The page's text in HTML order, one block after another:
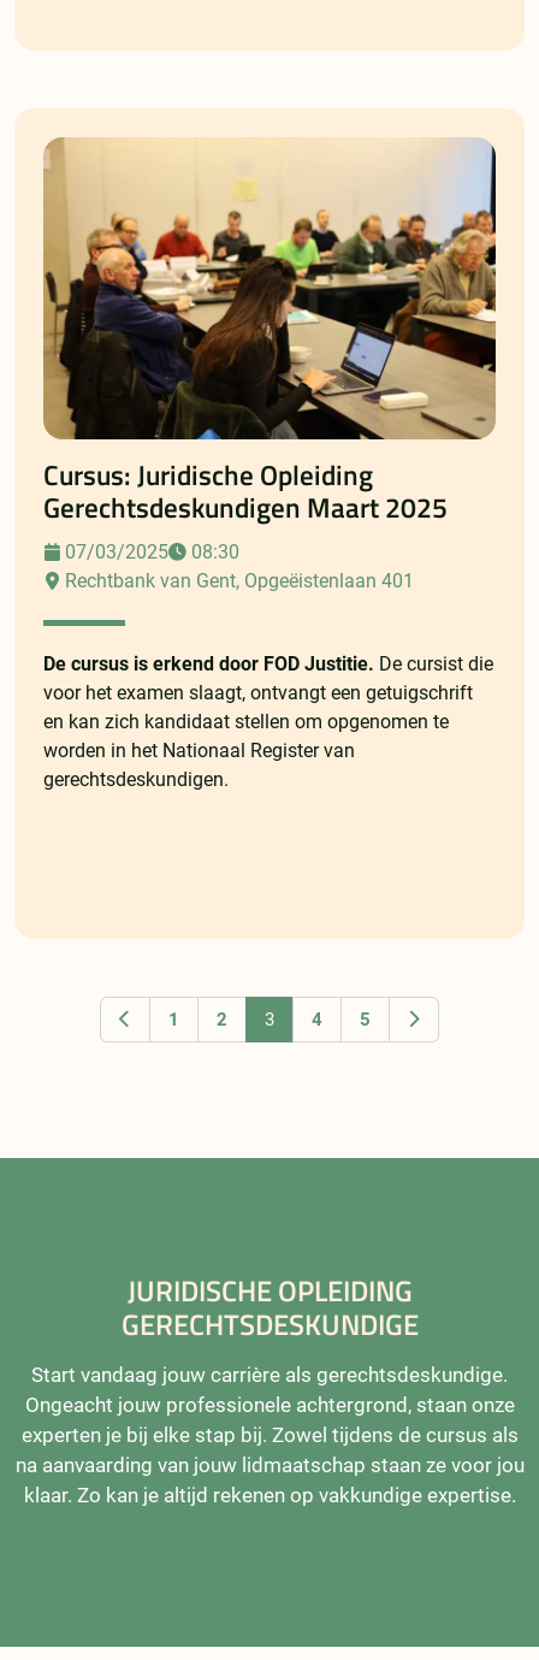
Cursus: Juridische Opleiding
Gerechtsdeskundigen Maart 2025
07/03/2025
08:30
Rechtbank van Gent, Opgeëistenlaan 401
De cursus is erkend door FOD Justitie. De cursist die
voor het examen slaagt, ontvangt een getuigschrift
en kan zich kandidaat stellen om opgenomen te
worden in het Nationaal Register van
gerechtsdeskundigen.
1 2 3 4 5
JURIDISCHE OPLEIDING
GERECHTSDESKUNDIGE
Start vandaag jouw carrière als gerechtsdeskundige.
Ongeacht jouw professionele achtergrond, staan onze
experten je bij elke stap bij. Zowel tijdens de cursus als
na aanvaarding van jouw lidmaatschap staan ze voor jou
klaar. Zo kan je altijd rekenen op vakkundige expertise.